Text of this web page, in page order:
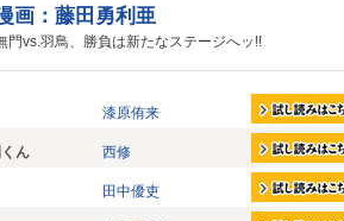
画：藤田勇利亜
門vs.羽鳥、勝負は新たなステージへッ!!
漆原侑来
ん 西修
田中優吏